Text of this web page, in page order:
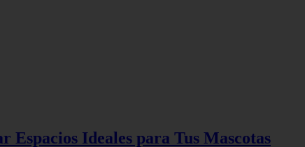
Ideales para Tus Mascotas